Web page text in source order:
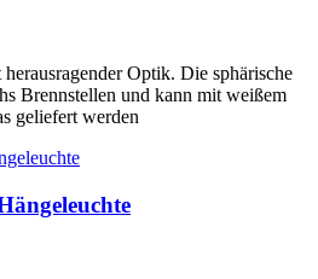
Optik. Die sphärische
Brennstellen und kann mit weißem
geliefert werden